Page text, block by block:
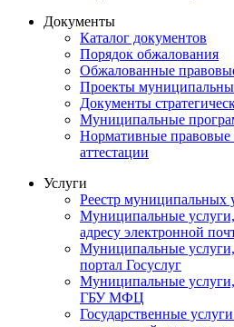
Документы
Каталог документов
Порядок обжалования
Обжалованные
Проекты
Документы
Муниципальные
Нормативные правовые
аттестации
Услуги
Реестр муниципальных
Муниципальные
адресу электронной
Муниципальные услуги,
портал Госуслуг
Муниципальные услуги,
ГБУ МФЦ
Государственные